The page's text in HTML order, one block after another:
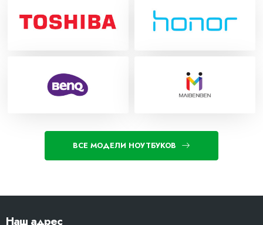
ВСЕ МОДЕЛИ НОУТБУКОВ
Наш адрес